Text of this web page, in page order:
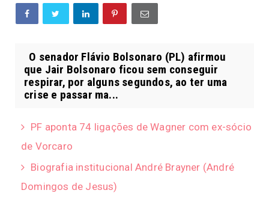
O senador Flávio Bolsonaro (PL) afirmou
que Jair Bolsonaro ficou sem conseguir
respirar, por alguns segundos, ao ter uma
crise e passar ma...
PF aponta 74 ligações de Wagner com ex-sócio
de Vorcaro
Biografia institucional André Brayner (André
Domingos de Jesus)